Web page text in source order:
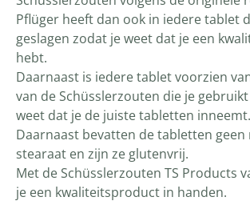
Pflüger heeft dan ook in iedere tablet
geslagen zodat je weet dat je een
hebt.
Daarnaast is iedere tablet voorzien
van de Schüsslerzouten die je
weet dat je de juiste tabletten inneemt.
Daarnaast bevatten de tabletten geen
stearaat en zijn ze glutenvrij.
Met de Schüsslerzouten TS Products
je een kwaliteitsproduct in handen.